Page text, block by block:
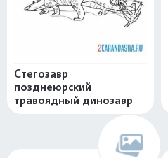
Стегозавр
позднеюрский
травоядный динозавр